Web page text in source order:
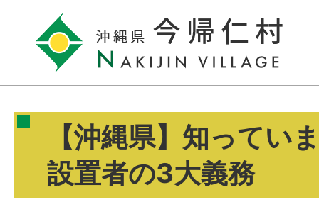
【沖縄県】知ってい
設置者の3大義務